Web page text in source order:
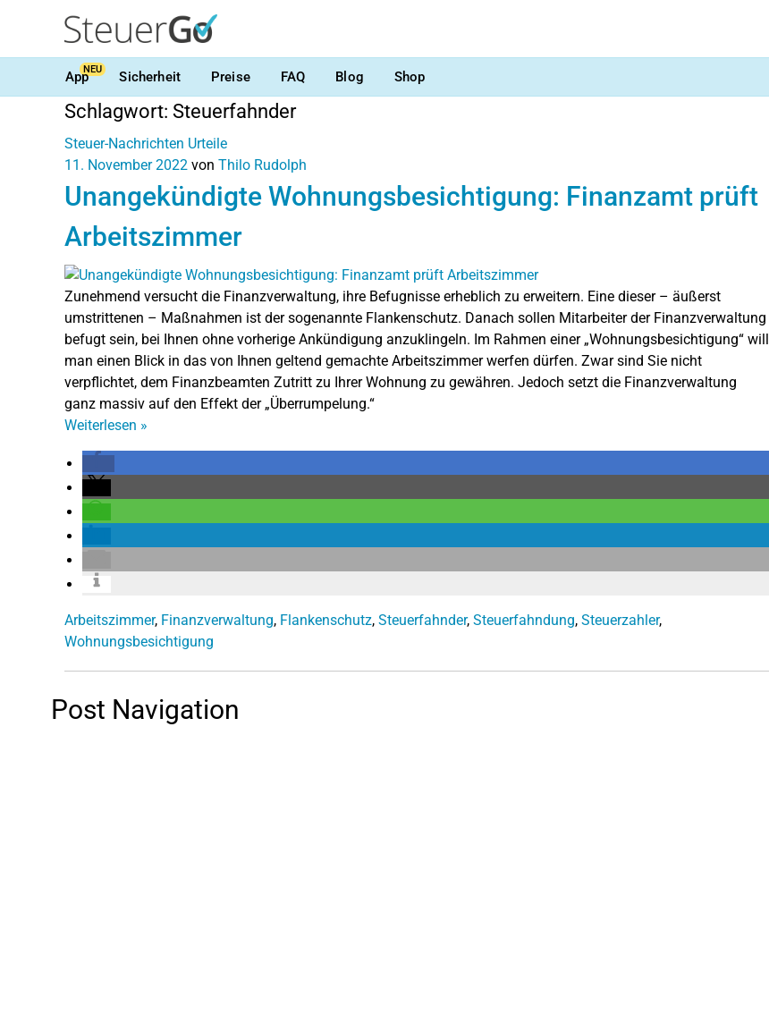
AppNEU Sicherheit Preise FAQ Blog Shop
Schlagwort: Steuerfahnder
Steuer-Nachrichten Urteile
11. November 2022 von Thilo Rudolph
Unangekündigte Wohnungsbesichtigung: Finanzamt prüft
Arbeitszimmer
Zunehmend versucht die Finanzverwaltung, ihre Befugnisse erheblich zu erweitern. Eine dieser – äußerst
umstrittenen – Maßnahmen ist der sogenannte Flankenschutz. Danach sollen Mitarbeiter der Finanzverwaltung
befugt sein, bei Ihnen ohne vorherige Ankündigung anzuklingeln. Im Rahmen einer „Wohnungsbesichtigung“ will
man einen Blick in das von Ihnen geltend gemachte Arbeitszimmer werfen dürfen. Zwar sind Sie nicht
verpflichtet, dem Finanzbeamten Zutritt zu Ihrer Wohnung zu gewähren. Jedoch setzt die Finanzverwaltung
ganz massiv auf den Effekt der „Überrumpelung.“
Weiterlesen »
Arbeitszimmer, Finanzverwaltung, Flankenschutz, Steuerfahnder, Steuerfahndung, Steuerzahler,
Wohnungsbesichtigung
Post Navigation